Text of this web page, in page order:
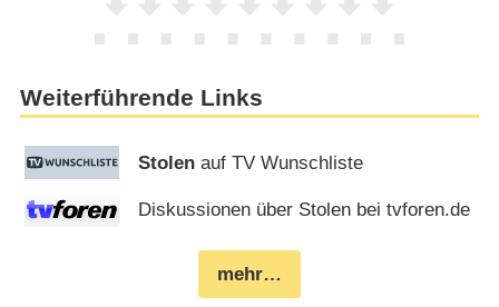
Weiterführende Links
Stolen auf TV Wunschliste
Diskussionen über Stolen bei tvforen.de
mehr…